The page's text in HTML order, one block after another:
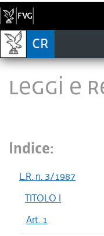
LEGGI E
Indice:
L.R. n. 3/1987
TITOLO I
Art. 1